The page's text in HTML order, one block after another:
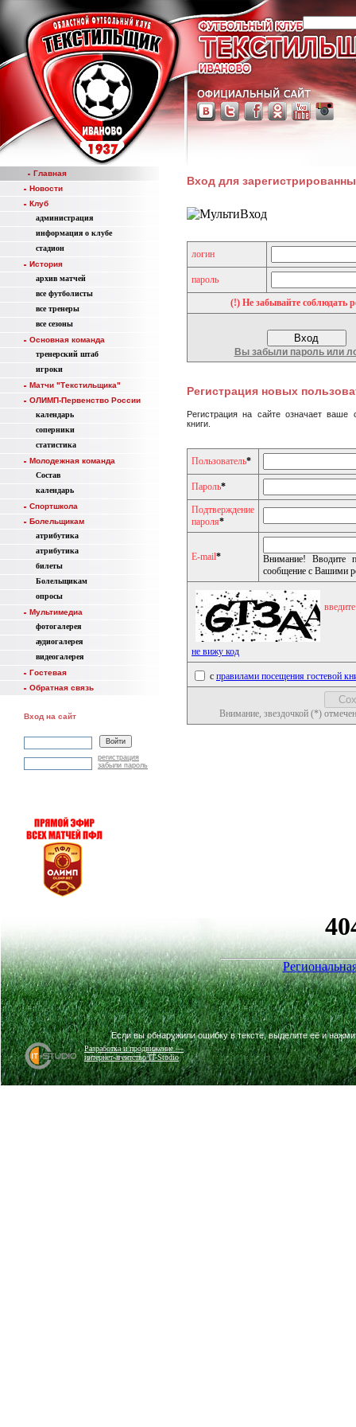
Главная
Новости
Клуб
администрация
информация о клубе
стадион
История
aрхив матчей
все футболисты
все тренеры
все сезоны
Основная команда
тренерский штаб
игроки
Матчи "Текстильщика"
ОЛИМП-Первенство России
календарь
соперники
статистика
Молодежная команда
Состав
календарь
Спортшкола
Болельщикам
атрибутика
атрибутика
билеты
Болельщикам
опросы
Мультимедиа
фотогалерея
аудиогалерея
видеогалерея
Гостевая
Обратная связь
Вход на сайт
регистрация
забыли пароль
Вход для
логин
пароль
(!) Не забывайте соблюдать
Вы забыли пароль или
Регистрация новых
Регистрация на сайте означает ваше
книги.
Пользователь*
Пароль*
Подтверждение
пароля*
E-mail*
Внимание! Вводите
сообщение с Вашими
не вижу код
с правилами посещения гостевой
Внимание, звездочкой (*)
Разработка и продвижение —
интернет-агентство IT-Studio
Если вы обнаружили ошибку в тексте, выделите её и